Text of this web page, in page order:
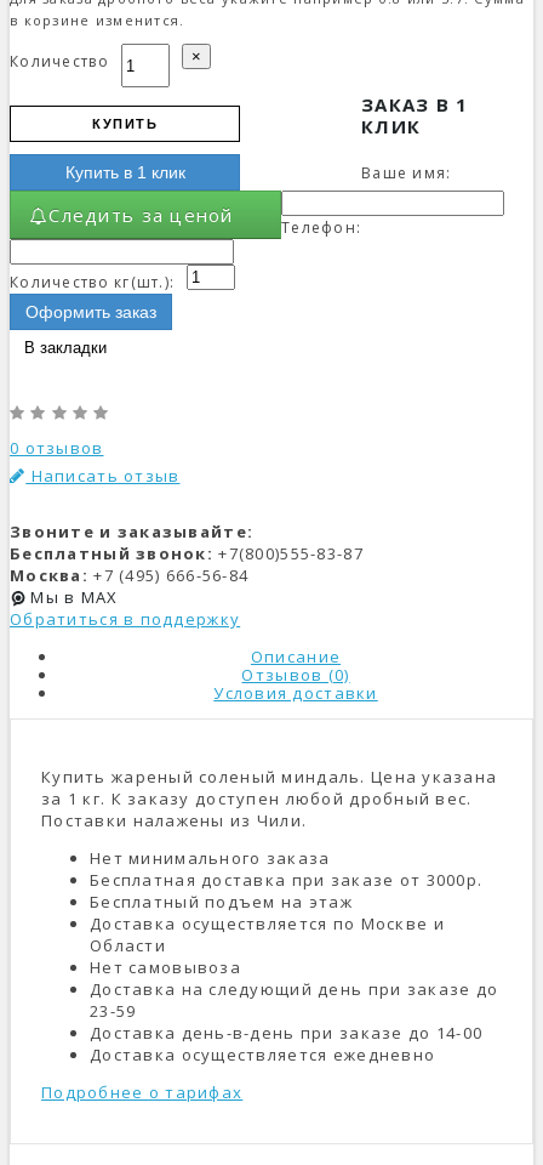
в корзине изменится.
Количество
КУПИТЬ
Купить в 1 клик
Следить за ценой
×
ЗАКАЗ В 1
КЛИК
Ваше имя:
Телефон:
Количество кг(шт.):
Оформить заказ
В закладки
0 отзывов
Написать отзыв
Звоните и заказывайте:
Бесплатный звонок: +7(800)555-83-87
Москва: +7 (495) 666-56-84
Мы в MAX
Обратиться в поддержку
Описание
Отзывов (0)
Условия доставки
Купить жареный соленый миндаль. Цена указана
за 1 кг. К заказу доступен любой дробный вес.
Поставки налажены из Чили.
Нет минимального заказа
Бесплатная доставка при заказе от 3000р.
Бесплатный подъем на этаж
Доставка осуществляется по Москве и
Области
Нет самовывоза
Доставка на следующий день при заказе до
23-59
Доставка день-в-день при заказе до 14-00
Доставка осуществляется ежедневно
Подробнее о тарифах